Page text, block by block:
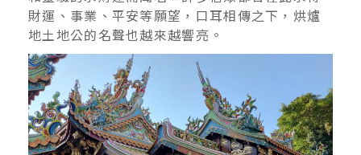
財運、事業、平安等願望，口耳相傳之下，烘爐
地土地公的名聲也越來越響亮。